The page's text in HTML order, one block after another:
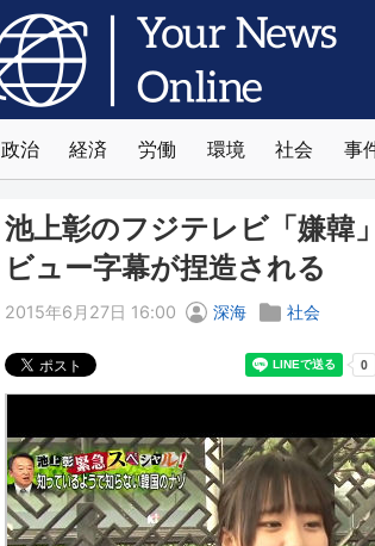
政治 経済 労働 環境 社会 事
池上彰のフジテレビ「嫌韓
ビュー字幕が捏造される
2015年6月27日 16:00 深海 社会